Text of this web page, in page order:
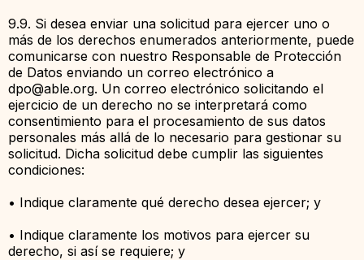
9.9. Si desea enviar una solicitud para ejercer uno o
más de los derechos enumerados anteriormente, puede
comunicarse con nuestro Responsable de Protección
de Datos enviando un correo electrónico a
dpo@able.org. Un correo electrónico solicitando el
ejercicio de un derecho no se interpretará como
consentimiento para el procesamiento de sus datos
personales más allá de lo necesario para gestionar su
solicitud. Dicha solicitud debe cumplir las siguientes
condiciones:
• Indique claramente qué derecho desea ejercer; y
• Indique claramente los motivos para ejercer su
derecho, si así se requiere; y